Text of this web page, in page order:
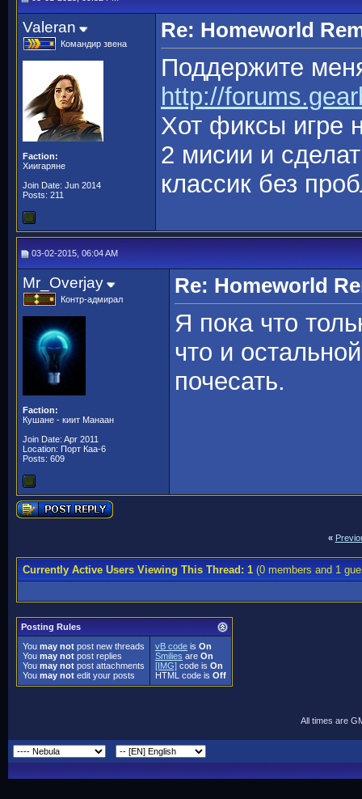
Valeran
Командир звена
Faction:
Хиигаряне
Join Date: Jun 2014
Posts: 211
Re: Homeworld
Поддержите
http://
Хот фиксы игре
2 мисии и
классик без
03-02-2015, 06:04 AM
Mr_Overjay
Контр-адмирал
Faction:
Кушане - киит Манаан
Join Date: Apr 2011
Location: Порт Каа-6
Posts: 609
Re: Homeworld
Я пока что
что и
почесать.
«
Currently Active Users Viewing This Thread: 1(0 members and 1
Posting Rules
You may not post new threads
You may not post replies
You may not post attachments
You may not edit your posts
vB code is On
Smilies are On
[IMG] code is On
HTML code is Off
All times are